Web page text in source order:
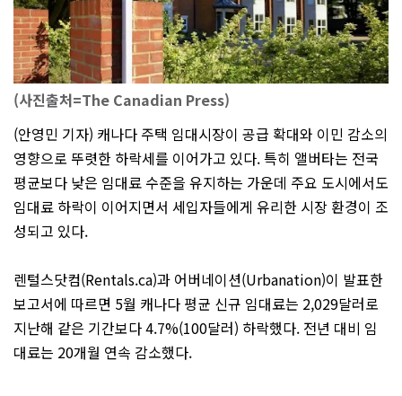
(사진출처=The Canadian Press)
(안영민 기자) 캐나다 주택 임대시장이 공급 확대와 이민 감소의
영향으로 뚜렷한 하락세를 이어가고 있다. 특히 앨버타는 전국
평균보다 낮은 임대료 수준을 유지하는 가운데 주요 도시에서도
임대료 하락이 이어지면서 세입자들에게 유리한 시장 환경이 조
성되고 있다.
렌털스닷컴(Rentals.ca)과 어버네이션(Urbanation)이 발표한
보고서에 따르면 5월 캐나다 평균 신규 임대료는 2,029달러로
지난해 같은 기간보다 4.7%(100달러) 하락했다. 전년 대비 임
대료는 20개월 연속 감소했다.